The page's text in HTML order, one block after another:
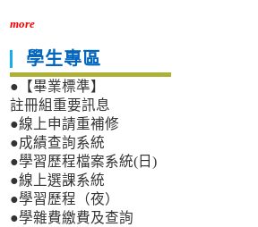
more
學生專區
●【畢業標準】
註冊組重要訊息
●線上申請重補修
●成績查詢系統
●學習歷程檔案系統(日)
●線上選課系統
●學習歷程（夜）
●學雜費繳費及查詢